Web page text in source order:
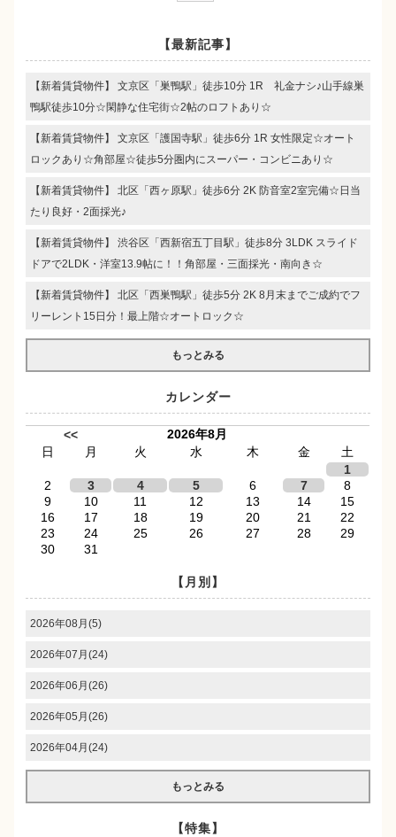
【最新記事】
【新着賃貸物件】 文京区「巣鴨駅」徒歩10分 1R 礼金ナシ♪山手線巣
鴨駅徒歩10分☆閑静な住宅街☆2帖のロフトあり☆
【新着賃貸物件】 文京区「護国寺駅」徒歩6分 1R 女性限定☆オート
ロックあり☆角部屋☆徒歩5分圏内にスーパー・コンビニあり☆
【新着賃貸物件】 北区「西ヶ原駅」徒歩6分 2K 防音室2室完備☆日当
たり良好・2面採光♪
【新着賃貸物件】 渋谷区「西新宿五丁目駅」徒歩8分 3LDK スライド
ドアで2LDK・洋室13.9帖に！！角部屋・三面採光・南向き☆
【新着賃貸物件】 北区「西巣鴨駅」徒歩5分 2K 8月末までご成約でフ
リーレント15日分！最上階☆オートロック☆
もっとみる
カレンダー
<<
2026年8月
日
月 火 水 木 金
土
1
2
3 4 5 6 7
8
9
10 11 12 13 14
15
16
17 18 19 20 21
22
23
24 25 26 27 28
29
30
31
【月別】
2026年08月(5)
2026年07月(24)
2026年06月(26)
2026年05月(26)
2026年04月(24)
もっとみる
【特集】